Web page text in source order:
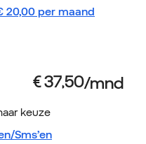
20,00 per maand
keuze
Sms’en